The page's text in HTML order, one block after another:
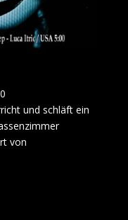
und schläft ein
von